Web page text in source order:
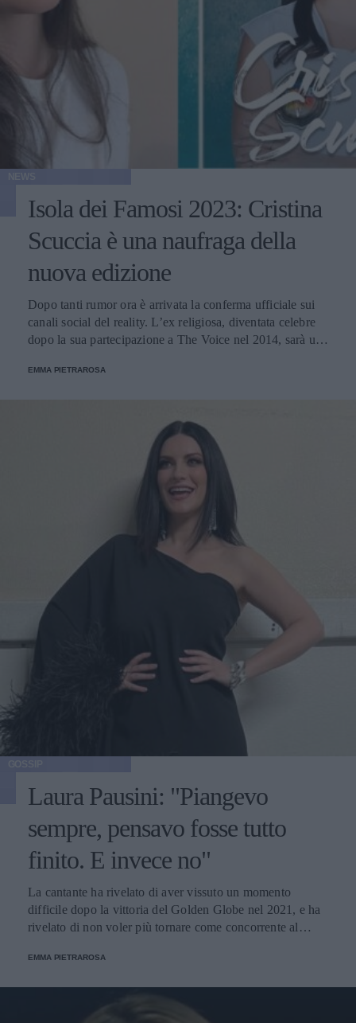
Isola dei Famosi 2023: Cristina
Scuccia è una naufraga della
nuova edizione
Dopo tanti rumor ora è arrivata la conferma ufficiale sui
canali social del reality. L’ex religiosa, diventata celebre
dopo la sua partecipazione a The Voice nel 2014, sarà una
EMMA PIETRAROSA
Laura Pausini: "Piangevo
sempre, pensavo fosse tutto
finito. E invece no"
La cantante ha rivelato di aver vissuto un momento
difficile dopo la vittoria del Golden Globe nel 2021, e ha
rivelato di non voler più tornare come concorrente al
EMMA PIETRAROSA